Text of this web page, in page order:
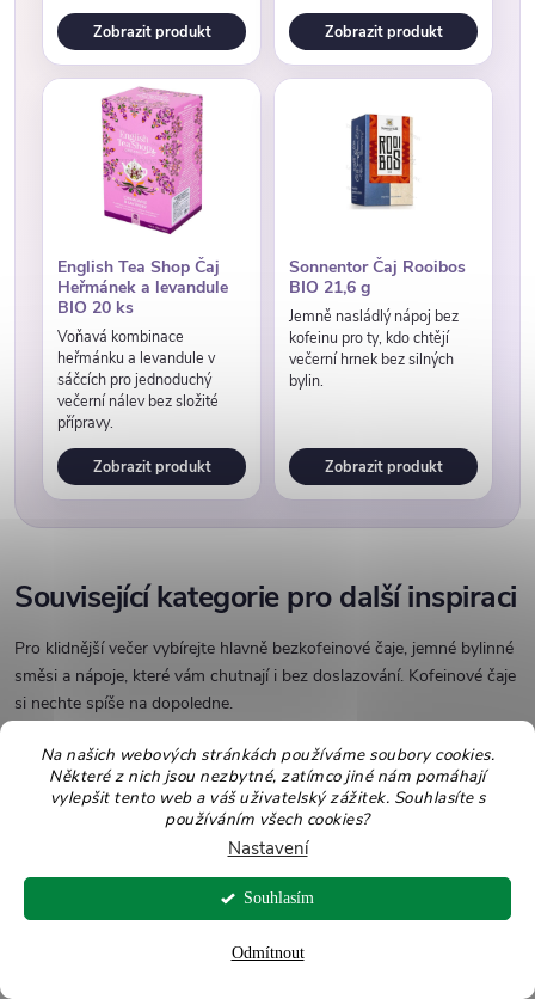
Na našich webových stránkách používáme soubory cookies.
Některé z nich jsou nezbytné, zatímco jiné nám pomáhají
vylepšit tento web a váš uživatelský zážitek. Souhlasíte s
používáním všech cookies?
Nastavení
Odmítnout
Souhlasím
Zobrazit produkt Zobrazit produkt
English Tea Shop Čaj
Heřmánek a levandule
BIO 20 ks
Voňavá kombinace
heřmánku a levandule v
sáčcích pro jednoduchý
večerní nálev bez složité
přípravy.
Zobrazit produkt
Sonnentor Čaj Rooibos
BIO 21,6 g
Jemně nasládlý nápoj bez
kofeinu pro ty, kdo chtějí
večerní hrnek bez silných
bylin.
Zobrazit produkt
Související kategorie pro další inspiraci
Pro klidnější večer vybírejte hlavně bezkofeinové čaje, jemné bylinné
směsi a nápoje, které vám chutnají i bez doslazování. Kofeinové čaje
si nechte spíše na dopoledne.
Čaje
Sypané, sáčkové, zelené, černé, bylinné, ovocné i rooibos čaje
Heřmánek, meduňka, kopřiva, máta, zázvor a další byliny pro